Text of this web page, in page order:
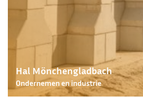
Hal Mönchengladbach
Ondernemen en industrie